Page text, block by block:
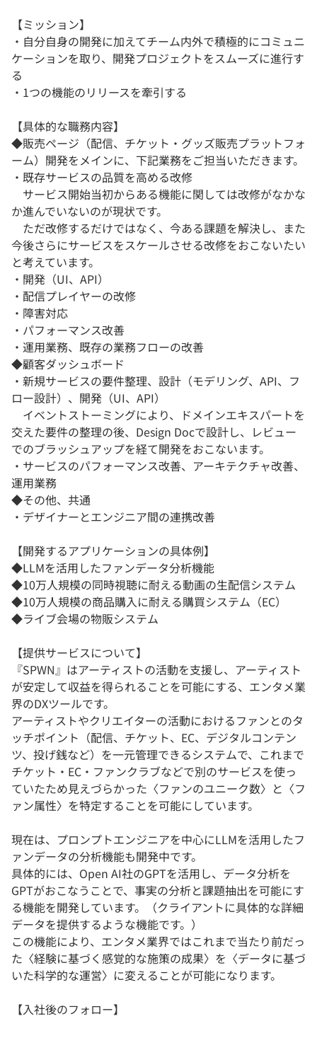
【ミッション】
・自分自身の開発に加えてチーム内外で積極的にコミュニ
ケーションを取り、開発プロジェクトをスムーズに進行す
る
・1つの機能のリリースを牽引する
【具体的な職務内容】
◆販売ページ（配信、チケット・グッズ販売プラットフォ
ーム）開発をメインに、下記業務をご担当いただきます。
・既存サービスの品質を高める改修
サービス開始当初からある機能に関しては改修がなかな
か進んでいないのが現状です。
ただ改修するだけではなく、今ある課題を解決し、また
今後さらにサービスをスケールさせる改修をおこないたい
と考えています。
・開発（UI、API）
・配信プレイヤーの改修
・障害対応
・パフォーマンス改善
・運用業務、既存の業務フローの改善
◆顧客ダッシュボード
・新規サービスの要件整理、設計（モデリング、API、フ
ロー設計）、開発（UI、API）
イベントストーミングにより、ドメインエキスパートを
交えた要件の整理の後、Design Docで設計し、レビュー
でのブラッシュアップを経て開発をおこないます。
・サービスのパフォーマンス改善、アーキテクチャ改善、
運用業務
◆その他、共通
・デザイナーとエンジニア間の連携改善
【開発するアプリケーションの具体例】
◆LLMを活用したファンデータ分析機能
◆10万人規模の同時視聴に耐える動画の生配信システム
◆10万人規模の商品購入に耐える購買システム（EC）
◆ライブ会場の物販システム
【提供サービスについて】
『SPWN』はアーティストの活動を支援し、アーティスト
が安定して収益を得られることを可能にする、エンタメ業
界のDXツールです。
アーティストやクリエイターの活動におけるファンとのタ
ッチポイント（配信、チケット、EC、デジタルコンテン
ツ、投げ銭など）を一元管理できるシステムで、これまで
チケット・EC・ファンクラブなどで別のサービスを使っ
ていたため見えづらかった〈ファンのユニーク数〉と〈フ
ァン属性〉を特定することを可能にしています。
現在は、プロンプトエンジニアを中心にLLMを活用したフ
ァンデータの分析機能も開発中です。
具体的には、Open AI社のGPTを活用し、データ分析を
GPTがおこなうことで、事実の分析と課題抽出を可能にす
る機能を開発しています。（クライアントに具体的な詳細
データを提供するような機能です。）
この機能により、エンタメ業界ではこれまで当たり前だっ
た〈経験に基づく感覚的な施策の成果〉を〈データに基づ
いた科学的な運営〉に変えることが可能になります。
【入社後のフォロー】